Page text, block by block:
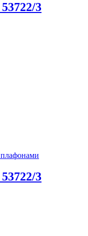
3
3